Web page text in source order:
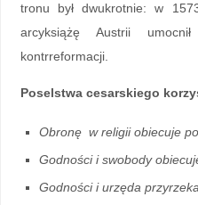
tronu był dwukrotnie: w
arcyksiążę Austrii
kontrreformacji.
Poselstwa cesarskiego
Obronę w religii obiecuje
Godności i swobody
Godności i urzęda